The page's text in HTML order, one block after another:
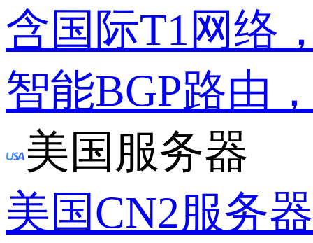
含国际T1网络
智能BGP路由
美国服务器
美国CN2服务器